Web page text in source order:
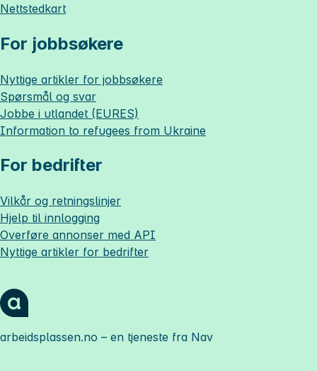
Nettstedkart
For jobbsøkere
Nyttige artikler for jobbsøkere
Spørsmål og svar
Jobbe i utlandet (EURES)
Information to refugees from Ukraine
For bedrifter
Vilkår og retningslinjer
Hjelp til innlogging
Overføre annonser med API
Nyttige artikler for bedrifter
arbeidsplassen.no – en tjeneste fra Nav